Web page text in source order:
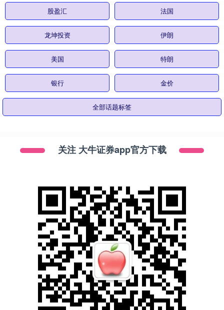
股盈汇 法国
龙坤投资 伊朗
美国 特朗
银行 金价
全部话题标签
关注 大牛证券app官方下载